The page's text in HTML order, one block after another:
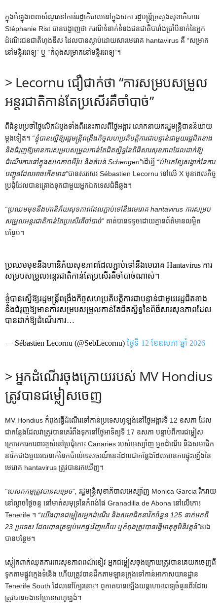
ក្នុងអំឡុងពេលសំណួរទៅកាន់រដ្ឋាភិបាលនៅក្នុងសភា រដ្ឋមន្ត្រីក្រសួងសុខាភិបាល
Stéphanie Rist បានបង្ហាញថា ករណីទំនាក់ទំនងជនជាតិបារាំងប្រាំបីនាក់នៃអ្នក
ដំណើរជនជាតិហុងឌីស ដែលបានស្លាប់ដោយសារមេរោគ hantavirus គឺ “សម្រាក
នៅមន្ទីរពេទ្យ” ឬ “កំពុងសម្រាកនៅមន្ទីរពេទ្យ”។
> Lecornu ជឿជាក់ថា “ការសម្របសម្រួល
អន្តរជាតិកាន់តែប្រសើរគឺចាំបាច់”
ពី​ជំនួប​ប្រចាំ​ថ្ងៃ​លើក​ដំបូង​ទាំង​ពីរ​នេះ​កាល​ពី​ថ្ងៃ​អង្គារ លោក​នាយក​រដ្ឋមន្ត្រី​បាន​និយាយ​
ម្ដង​ទៀត។ “ខ្ញុំបានស្នើឱ្យរដ្ឋមន្ត្រីពង្រឹងកិច្ចសហប្រតិបត្តិការជាបន្ទាន់ជាមួយរដ្ឋជិតខាង
និងជំរុញឱ្យមានការសម្របសម្រួលកាន់តែជិតស្និទ្ធនៃពិធីសារសុខភាពដែលដាក់ឱ្យ
ដំណើរការនៅក្នុងសហភាពអឺរ៉ុប និងតំបន់ Schengen”ដើម្បី “បំបែកខ្សែសង្វាក់នៃការ
បញ្ជូនដែលអាចកើតមាន”បានសរសេរ Sébastien Lecornu នៅលើ X មុនពេលកិច្ច
ប្រជុំដែលបានគ្រោងទុកជាមួយអ្នកឯកទេសជំងឺឆ្លង។
“ប្រឈមមុខនឹងហានិភ័យសុខភាពដែលភ្ជាប់ទៅនឹងមេរោគ hantavirus ការសម្រប
សម្រួលអន្តរជាតិកាន់តែប្រសើរគឺចាំបាច់” គាត់បានទទូចដោយគ្មានព័ត៌មានលម្អិត
បន្ថែម។
ប្រឈមមុខនឹងហានិភ័យសុខភាពដែលភ្ជាប់ទៅនឹងមេរោគ Hantavirus ការ
សម្របសម្រួលអន្តរជាតិកាន់តែប្រសើរគឺចាំបាច់ណាស់។
ខ្ញុំបានស្នើឱ្យរដ្ឋមន្ត្រីពង្រឹងកិច្ចសហប្រតិបត្តិការជាបន្ទាន់ជាមួយរដ្ឋជិតខាង
និងជំរុញឱ្យមានការសម្របសម្រួលកាន់តែជិតស្និទ្ធនៃពិធីសារសុខភាពដែល
បានដាក់ឱ្យដំណើរការ…
— Sébastien Lecornu (@SebLecornu) ថ្ងៃទី 12 ខែឧសភា ឆ្នាំ 2026
> អ្នកដំណើរចុងក្រោយរបស់ MV Hondius
ត្រូវបានជម្លៀសចេញ
MV Hondius កំពុងធ្វើដំណើរទៅកាន់ប្រទេសហូឡង់នៅថ្ងៃអង្គារទី 12 ឧសភា ដែល
ជាកន្លែងដែលវាត្រូវបានគេរំពឹងទុកនៅថ្ងៃអាទិត្យទី 17 ឧសភា បន្ទាប់ពីការជម្លៀស
ក្រោមការការពារខ្ពស់នៅប្រជុំកោះ Canaries របស់អេស្ប៉ាញ អ្នកដំណើរ និងសមាជិក
នាវិកជាងមួយរយនាក់នៃកប៉ាល់ទេសចរណ៍នេះដែលជាកន្លែងដែលមានការផ្ទុះឡើងនៃ
មេរោគ hantavirus ត្រូវបានរកឃើញ។
“បេសកកម្មត្រូវបានសម្រេច”, រដ្ឋមន្ត្រីសុខាភិបាលអេស្ប៉ាញ Monica Garcia រីករាយ
នៅល្ងាចថ្ងៃចន្ទ នៅមាត់សមុទ្រនៃកំពង់ផែ Granadilla de Abona នៅលើកោះ
Tenerife ។ “យើងបានជម្លៀសអ្នកដំណើរ និងសមាជិកនាវិកចំនួន 125 នាក់មកពី
23 ប្រទេស ដែលបានត្រឡប់មកផ្ទះវិញហើយ ឬកំពុងត្រូវបានធ្វើមាតុភូមិនិវត្តន៍”នាង
បានបន្ថែម។
ស្លៀកពាក់​ឈុត​ការពារ​សុខភាព​ពណ៌​ខៀវ អ្នក​ជម្លៀស​ចុង​ក្រោយ​ត្រូវ​បាន​គេ​យក​ចេញ​ពី​
ទូក​តាម​ផ្លូវ​ក្មេង​ទំនើង ហើយ​ត្រូវ​បាន​ដឹក​តាម​ឡានក្រុង​ទៅ​កាន់​អាកាសយានដ្ឋាន
Tenerife South ដែល​នៅ​ក្បែរ​នោះ។ ពួកគេ​បាន​ឡើង​យន្តហោះ​ពេទ្យ​ចំនួន​ពីរ​ដែល​
ត្រូវ​បាន​ចង​ទៅ​ប្រទេស​ហូឡង់។